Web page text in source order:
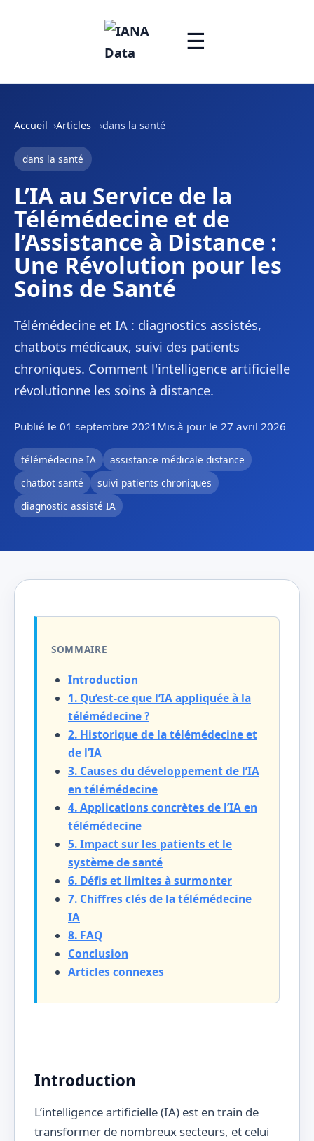
☰
Accueil Articles dans la santé
dans la santé
L’IA au Service de la
Télémédecine et de
l’Assistance à Distance :
Une Révolution pour les
Soins de Santé
Télémédecine et IA : diagnostics assistés,
chatbots médicaux, suivi des patients
chroniques. Comment l'intelligence artificielle
révolutionne les soins à distance.
Publié le 01 septembre 2021 Mis à jour le 27 avril 2026
télémédecine IA
assistance médicale distance
chatbot santé
suivi patients chroniques
diagnostic assisté IA
SOMMAIRE
Introduction
1. Qu’est-ce que l’IA appliquée à la
télémédecine ?
2. Historique de la télémédecine et
de l’IA
3. Causes du développement de l’IA
en télémédecine
4. Applications concrètes de l’IA en
télémédecine
5. Impact sur les patients et le
système de santé
6. Défis et limites à surmonter
7. Chiffres clés de la télémédecine
IA
8. FAQ
Conclusion
Articles connexes
Introduction
L’intelligence artificielle (IA) est en train de
transformer de nombreux secteurs, et celui